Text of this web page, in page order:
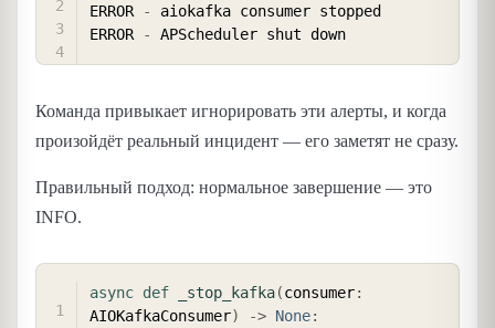
ERROR
-
aiokafka consumer stopped
ERROR
-
Команда привыкает игнорировать эти алерты, и когда
произойдёт реальный инцидент — его заметят не сразу.
Правильный подход: нормальное завершение — это
INFO.
async def _stop_kafka(consumer:
AIOKafkaConsumer) -> None: